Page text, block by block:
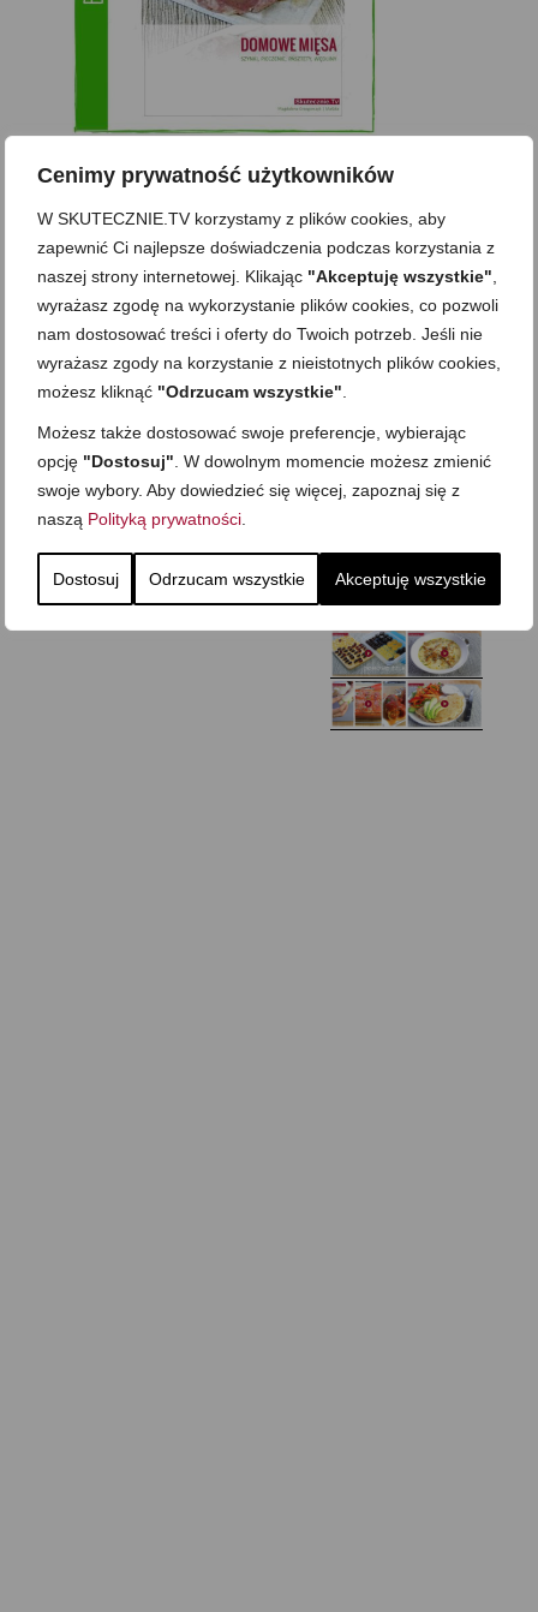
Cenimy prywatność użytkowników
W SKUTECZNIE.TV korzystamy z plików cookies, aby
zapewnić Ci najlepsze doświadczenia podczas korzystania z
naszej strony internetowej. Klikając "Akceptuję wszystkie"
wyrażasz zgodę na wykorzystanie plików cookies, co pozwoli
nam dostosować treści i oferty do Twoich potrzeb. Jeśli nie
wyrażasz zgody na korzystanie z nieistotnych plików cookies,
możesz kliknąć "Odrzucam wszystkie"
Możesz także dostosować swoje preferencje, wybierając
opcję "Dostosuj" . W dowolnym momencie możesz zmienić
swoje wybory. Aby dowiedzieć się więcej, zapoznaj się z
naszą Polityką prywatności
Dostosuj Odrzucam wszystkie Akceptuję wszystkie
Zobacz też
Domowy ketchup (bez
cukru)
Tarta francuska z
cebulą i pomidorem
Domowe żelki
Zupa kurkowa z
selerem i pietruszką